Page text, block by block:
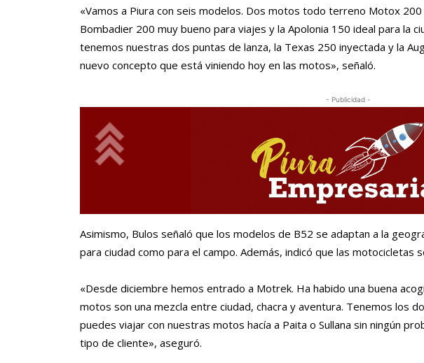
«Vamos a Piura con seis modelos. Dos motos todo terreno Motox
Bombadier 200 muy bueno para viajes y la Apolonia 150 ideal para la
tenemos nuestras dos puntas de lanza, la Texas 250 inyectada y la
nuevo concepto que está viniendo hoy en las motos», señaló.
- Publicidad -
Asimismo, Bulos señaló que los modelos de B52 se adaptan a la
para ciudad como para el campo. Además, indicó que las motocicletas
«Desde diciembre hemos entrado a Motrek. Ha habido una buena
motos son una mezcla entre ciudad, chacra y aventura. Tenemos los
puedes viajar con nuestras motos hacía a Paita o Sullana sin ningún
tipo de cliente», aseguró.